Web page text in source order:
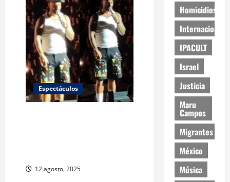
Espectáculos
12 agosto, 2025
Homicidios
Internacional
IPACULT
Israel
Justicia
Maru
Campos
Migrantes
México
Música